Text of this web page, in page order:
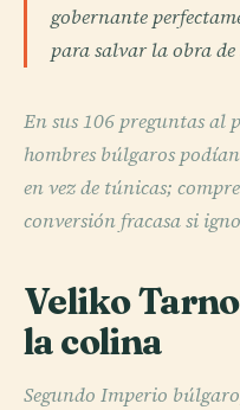
gobernante
para salvar la obra
En sus 106 preguntas al
hombres búlgaros
en vez de túnicas;
conversión fracasa si
Veliko
la colina
Segundo Imperio